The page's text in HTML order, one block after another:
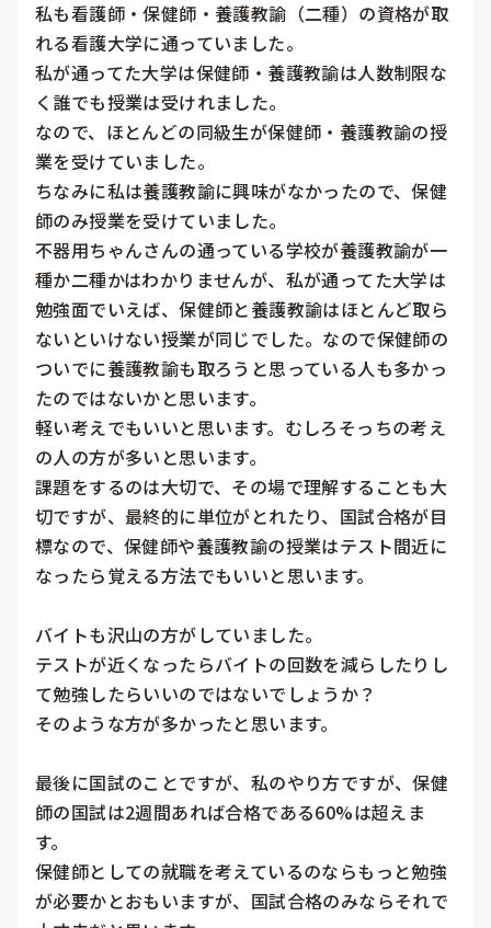
私も看護師・保健師・養護教諭（二種）の資格が取
れる看護大学に通っていました。
私が通ってた大学は保健師・養護教諭は人数制限な
く誰でも授業は受けれました。
なので、ほとんどの同級生が保健師・養護教諭の授
業を受けていました。
ちなみに私は養護教諭に興味がなかったので、保健
師のみ授業を受けていました。
不器用ちゃんさんの通っている学校が養護教諭が一
種か二種かはわかりませんが、私が通ってた大学は
勉強面でいえば、保健師と養護教諭はほとんど取ら
ないといけない授業が同じでした。なので保健師の
ついでに養護教諭も取ろうと思っている人も多かっ
たのではないかと思います。
軽い考えでもいいと思います。むしろそっちの考え
の人の方が多いと思います。
課題をするのは大切で、その場で理解することも大
切ですが、最終的に単位がとれたり、国試合格が目
標なので、保健師や養護教諭の授業はテスト間近に
なったら覚える方法でもいいと思います。
バイトも沢山の方がしていました。
テストが近くなったらバイトの回数を減らしたりし
て勉強したらいいのではないでしょうか？
そのような方が多かったと思います。
最後に国試のことですが、私のやり方ですが、保健
師の国試は2週間あれば合格である60%は超えま
す。
保健師としての就職を考えているのならもっと勉強
が必要かとおもいますが、国試合格のみならそれで